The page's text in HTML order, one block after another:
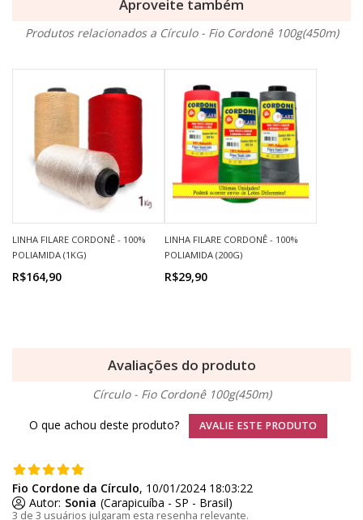
Aproveite também
Produtos relacionados a Círculo - Fio Cordonê 100g(450m)
LINHA FILARE CORDONÊ - 100%
POLIAMIDA (1KG)
R$164,90
LINHA FILARE CORDONÊ - 100%
POLIAMIDA (200G)
R$29,90
Avaliações do produto
Círculo - Fio Cordonê 100g(450m)
O que achou deste produto?
AVALIE ESTE PRODUTO
3 de 3 usuários julgaram esta resenha relevante.
Fio Cordone da Círculo, 10/01/2024 18:03:22
Autor: Sonia (Carapicuíba - SP - Brasil)